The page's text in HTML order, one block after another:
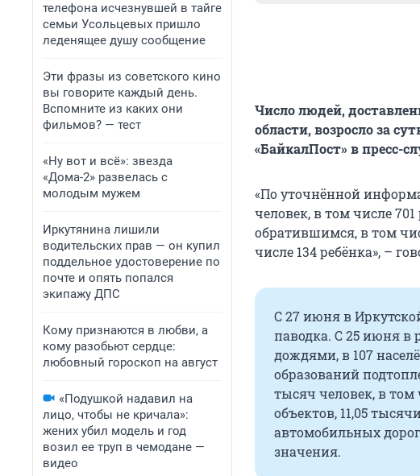
телефона исчезнувшей в тайге
семьи Усольцевых пришло
леденящее душу сообщение
Эти фразы из советского кино
вы говорите каждый день.
Вспомните из каких они
фильмов? — тест
«Ну вот и всё»: звезда
«Дома-2» развелась с
молодым мужем
Иркутянина лишили
водительских прав — он купил
поддельное удостоверение по
почте и опять попался
экипажу ДПС
Кому признаются в любви, а
кому разобьют сердце:
любовный гороскоп на август
«Подушкой надавил на
лицо, чтобы не кричала»:
жених убил модель и год
возил ее труп в чемодане —
видео
Число людей,
области, возросло за
«БайкалПост» в пресс-
«По уточнённой
человек, в том числе
обратившимся, в том
числе 134 ребёнка», –
С 27 июня в
паводка. С 25 июня в
дождями, в 107
образований
тысяч человек, в том
объектов, 11,05
автомобильных
значения.